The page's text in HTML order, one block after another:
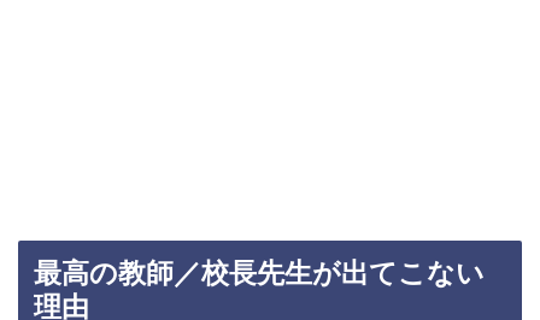
最高の教師／校長先生が出てこない
理由